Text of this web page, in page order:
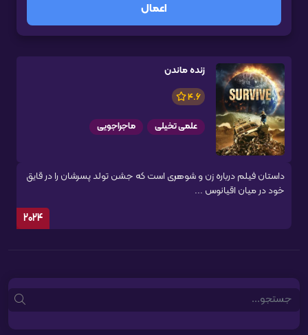
اعمال
زنده ماندن
4.6
علمی تخیلی ماجراجویی
داستان فیلم درباره زن و شوهری است که جشن تولد پسرشان را در قایق
خود در میان اقیانوس ...
2024
Search